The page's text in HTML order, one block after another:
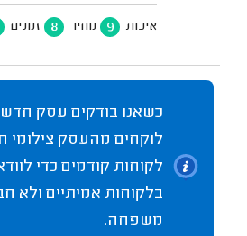
איכות 9 מחיר 8 זמנים
כשאנו בודקים עסק חדש
לוקחים מהעסק צילומי
לקוחות קודמים כדי
בלקוחות אמיתיים ולא
משפחה.